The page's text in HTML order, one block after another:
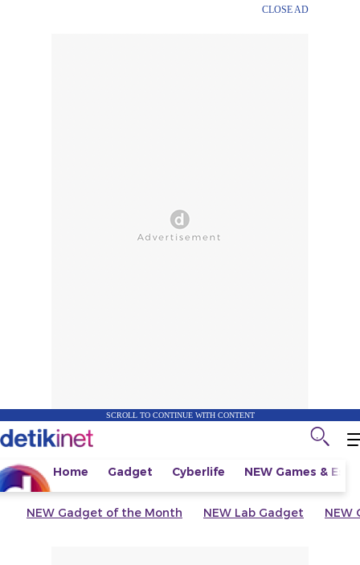
CLOSE AD
SCROLL TO CONTINUE WITH CONTENT
Home Gadget Cyberlife NEW Games &
NEW Gadget of the Month NEW Lab Gadget NEW